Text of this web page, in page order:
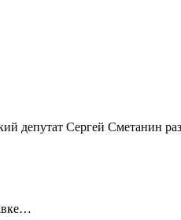
депутат Сергей Сметанин